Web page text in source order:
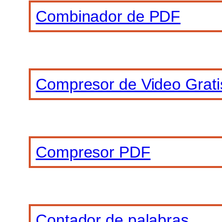
Combinador de PDF
Compresor de Video
Compresor PDF